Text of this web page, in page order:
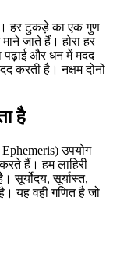
हर टुकड़े का एक गुण
जाते हैं। होरा हर
पढ़ाई और धन में मदद
करती है। नक्षम दोनों
है
उपयोग
हैं। हम लाहिरी
सूर्योदय, सूर्यास्त,
यह वही गणित है जो